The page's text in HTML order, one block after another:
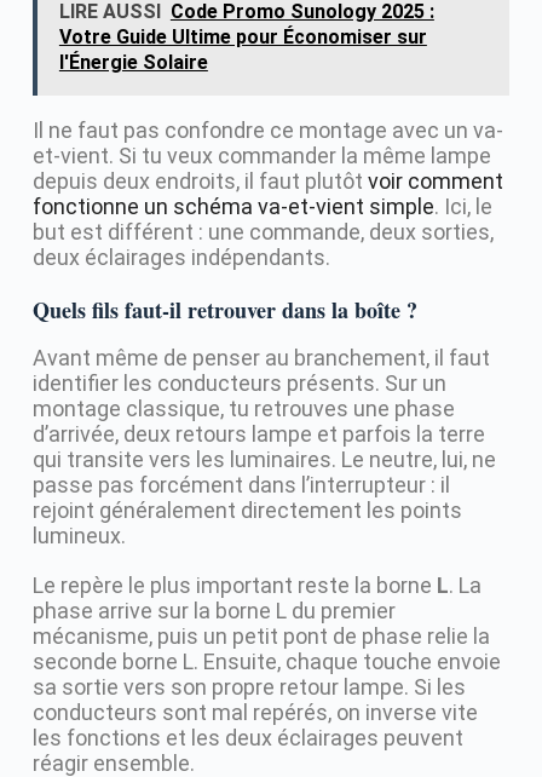
LIRE AUSSI
Code Promo Sunology 2025 :
Votre Guide Ultime pour Économiser sur
l'Énergie Solaire
Il ne faut pas confondre ce montage avec un va-
et-vient. Si tu veux commander la même lampe
depuis deux endroits, il faut plutôt voir comment
fonctionne un schéma va-et-vient simple. Ici, le
but est différent : une commande, deux sorties,
deux éclairages indépendants.
Quels fils faut-il retrouver dans la boîte ?
Avant même de penser au branchement, il faut
identifier les conducteurs présents. Sur un
montage classique, tu retrouves une phase
d’arrivée, deux retours lampe et parfois la terre
qui transite vers les luminaires. Le neutre, lui, ne
passe pas forcément dans l’interrupteur : il
rejoint généralement directement les points
lumineux.
Le repère le plus important reste la borne L. La
phase arrive sur la borne L du premier
mécanisme, puis un petit pont de phase relie la
seconde borne L. Ensuite, chaque touche envoie
sa sortie vers son propre retour lampe. Si les
conducteurs sont mal repérés, on inverse vite
les fonctions et les deux éclairages peuvent
réagir ensemble.